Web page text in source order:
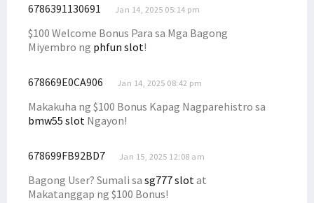
6786391130691 Jan 14, 2025 05:14 pm
$100 Welcome Bonus Para sa Mga Bagong
Miyembro ng phfun slot!
678669E0CA906 Jan 14, 2025 08:42 pm
Makakuha ng $100 Bonus Kapag Nagparehistro sa
bmw55 slot Ngayon!
678699FB92BD7 Jan 15, 2025 12:08 am
Bagong User? Sumali sa sg777 slot at
Makatanggap ng $100 Bonus!